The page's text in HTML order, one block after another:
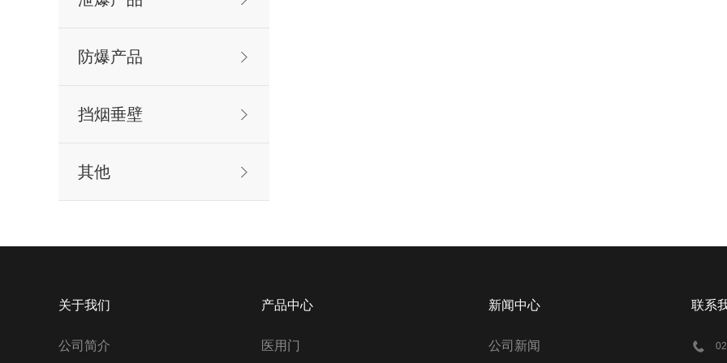
防爆产品
挡烟垂壁
其他
关于我们
公司简介
产品中心
医用门
新闻中心
公司新闻
联系